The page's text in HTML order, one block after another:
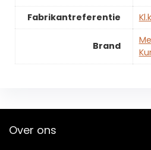
Fabrikantreferentie
Brand
Over ons